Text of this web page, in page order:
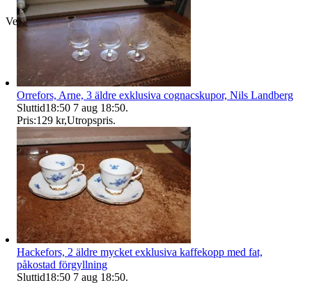
Verifierad
Orrefors, Arne, 3 äldre exklusiva cognacskupor, Nils Landberg
Sluttid18:50 7 aug 18:50.
Pris:129 kr,Utropspris.
Hackefors, 2 äldre mycket exklusiva kaffekopp med fat,
påkostad förgyllning
Sluttid18:50 7 aug 18:50.